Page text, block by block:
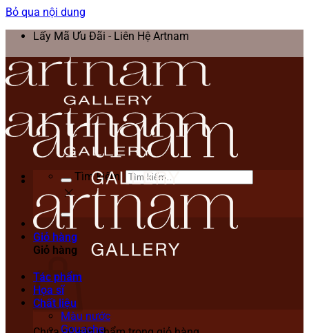
Bỏ qua nội dung
Lấy Mã Ưu Đãi - Liên Hệ Artnam
Tìm kiếm:
Giỏ hàng
Giỏ hàng
Tác phẩm
Họa sĩ
Chất liệu
Màu nước
Gouache